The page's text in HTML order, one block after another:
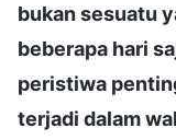
bukan sesuatu
beberapa hari
peristiwa
terjadi dalam